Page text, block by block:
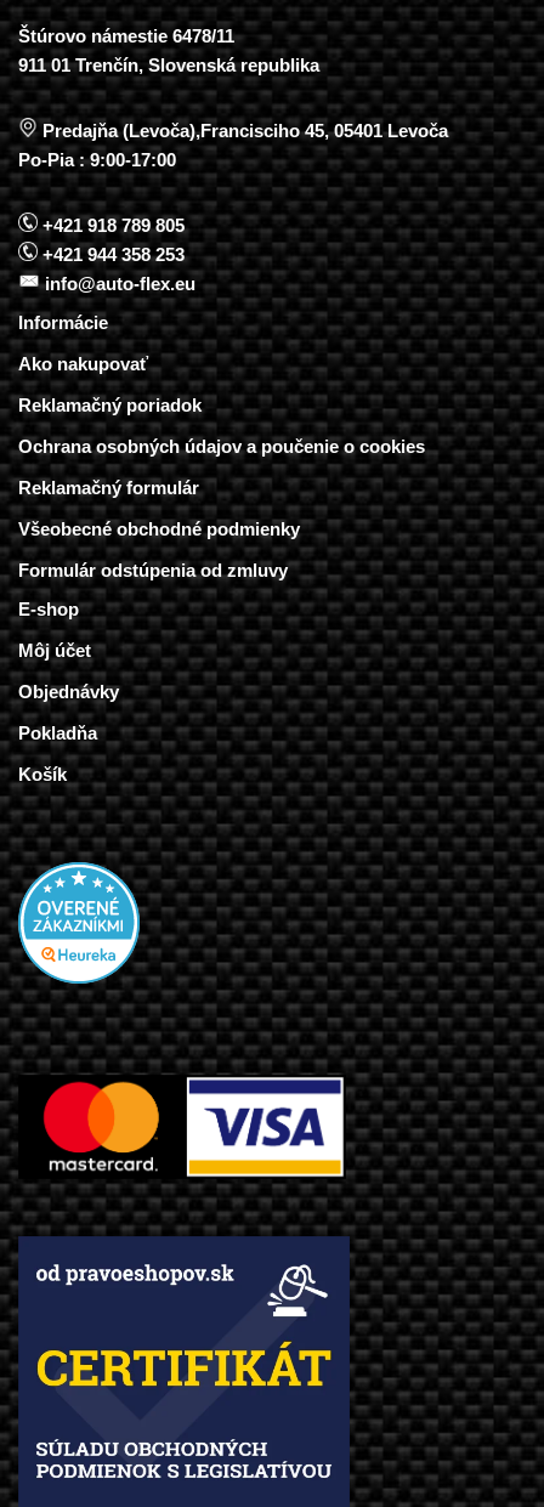
Štúrovo námestie 6478/11
911 01 Trenčín, Slovenská republika
Predajňa (Levoča),Francisciho 45, 05401 Levoča
Po-Pia : 9:00-17:00
+421 918 789 805
+421 944 358 253
info@auto-flex.eu
Informácie
Ako nakupovať
Reklamačný poriadok
Ochrana osobných údajov a poučenie o cookies
Reklamačný formulár
Všeobecné obchodné podmienky
Formulár odstúpenia od zmluvy
E-shop
Môj účet
Objednávky
Pokladňa
Košík